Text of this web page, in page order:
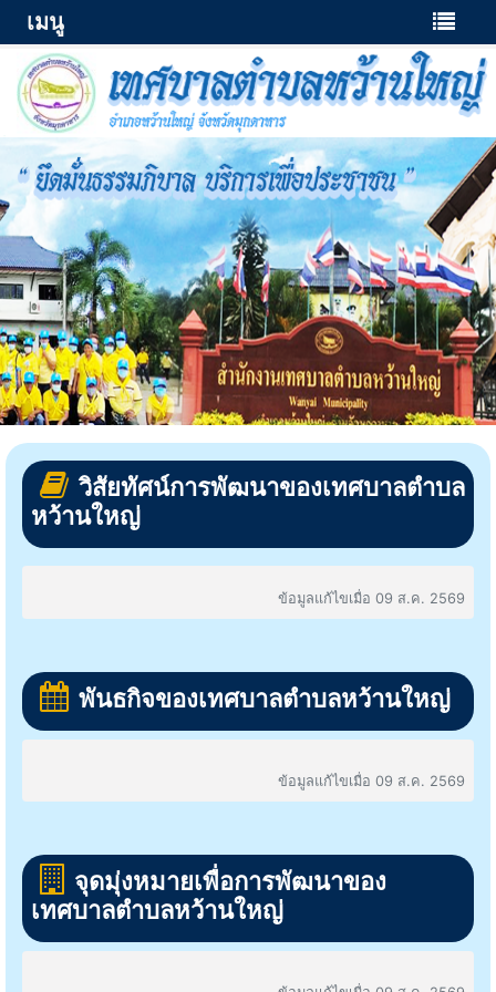
เมนู
วิสัยทัศน์การพัฒนาของเทศบาลตำบล
หว้านใหญ่
ข้อมูลแก้ไขเมื่อ 09 ส.ค. 2569
พันธกิจของเทศบาลตำบลหว้านใหญ่
ข้อมูลแก้ไขเมื่อ 09 ส.ค. 2569
จุดมุ่งหมายเพื่อการพัฒนาของ
เทศบาลตำบลหว้านใหญ่